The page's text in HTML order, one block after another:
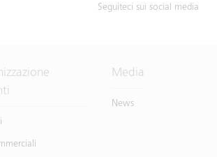
Seguiteci sui social media
Media
News